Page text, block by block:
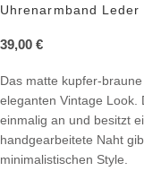
Uhrenarmband Leder
39,00 €
Das matte kupfer-
eleganten Vintage Look.
einmalig an und besitzt
handgearbeitete Naht
minimalistischen Style.